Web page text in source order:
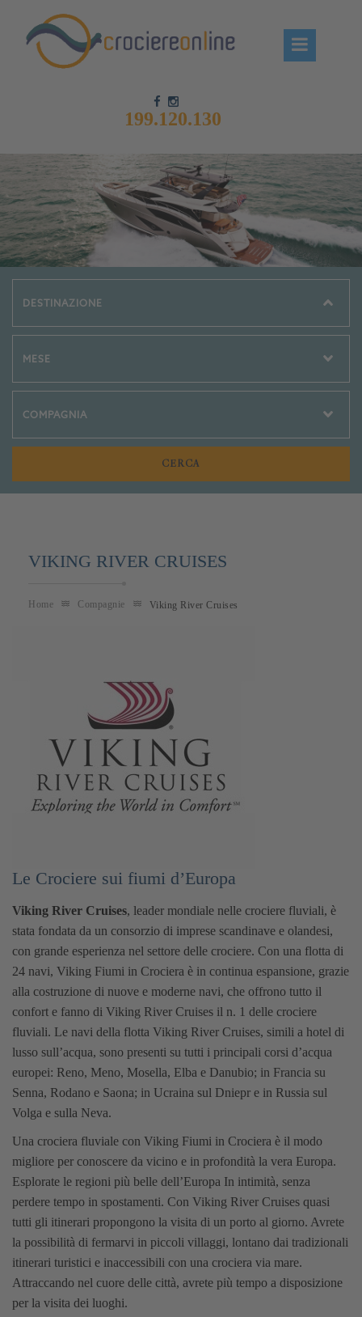
199.120.130
Chi siamo – CrociereOnLine
Destinazioni Crociere
Prenota crociere
News
VIKING RIVER CRUISES
Home Compagnie Viking River Cruises
Le Crociere sui fiumi d’Europa
Viking River Cruises, leader mondiale nelle crociere fluviali, è
stata fondata da un consorzio di imprese scandinave e olandesi,
con grande esperienza nel settore delle crociere. Con una flotta di
24 navi, Viking Fiumi in Crociera è in continua espansione, grazie
alla costruzione di nuove e moderne navi, che offrono tutto il
confort e fanno di Viking River Cruises il n. 1 delle crociere
fluviali. Le navi della flotta Viking River Cruises, simili a hotel di
lusso sull’acqua, sono presenti su tutti i principali corsi d’acqua
europei: Reno, Meno, Mosella, Elba e Danubio; in Francia su
Senna, Rodano e Saona; in Ucraina sul Dniepr e in Russia sul
Volga e sulla Neva.
Una crociera fluviale con Viking Fiumi in Crociera è il modo
migliore per conoscere da vicino e in profondità la vera Europa.
Esplorate le regioni più belle dell’Europa In intimità, senza
perdere tempo in spostamenti. Con Viking River Cruises quasi
tutti gli itinerari propongono la visita di un porto al giorno. Avrete
la possibilità di fermarvi in piccoli villaggi, lontano dai tradizionali
itinerari turistici e inaccessibili con una crociera via mare.
Attraccando nel cuore delle città, avrete più tempo a disposizione
per la visita dei luoghi.